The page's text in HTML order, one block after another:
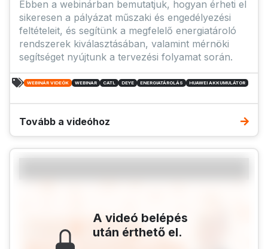
Ebben a webinárban bemutatjuk, hogyan érheti el
sikeresen a pályázat műszaki és engedélyezési
feltételeit, és segítünk a megfelelő energiatároló
rendszerek kiválasztásában, valamint mérnöki
segítséget nyújtunk a tervezési folyamat során.
WEBINÁR VIDEÓK WEBINAR CATL DEYE ENERGIATÁROLÁS HUAWEI AKKUMULÁTOR
Tovább a videóhoz
A videó belépés
után érthető el.